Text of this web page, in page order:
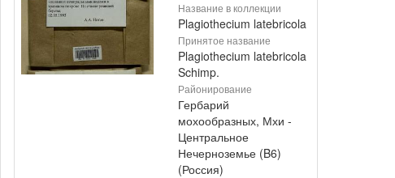
Название в коллекции
Plagiothecium latebricola
Принятое название
Plagiothecium latebricola
Schimp.
Районирование
Гербарий
мохообразных, Мхи -
Центральное
Нечерноземье (B6)
(Россия)